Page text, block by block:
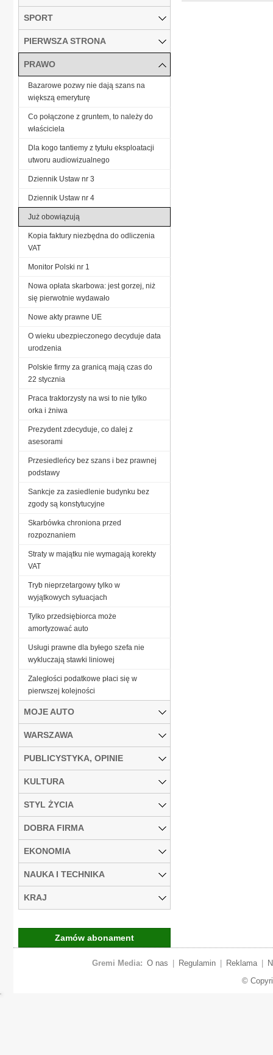
SPORT
PIERWSZA STRONA
PRAWO
Bazarowe pozwy nie dają szans na
większą emeryturę
Co połączone z gruntem, to należy do
właściciela
Dla kogo tantiemy z tytułu eksploatacji
utworu audiowizualnego
Dziennik Ustaw nr 3
Dziennik Ustaw nr 4
Już obowiązują
Kopia faktury niezbędna do odliczenia
VAT
Monitor Polski nr 1
Nowa opłata skarbowa: jest gorzej, niż
się pierwotnie wydawało
Nowe akty prawne UE
O wieku ubezpieczonego decyduje data
urodzenia
Polskie firmy za granicą mają czas do
22 stycznia
Praca traktorzysty na wsi to nie tylko
orka i żniwa
Prezydent zdecyduje, co dalej z
asesorami
Przesiedleńcy bez szans i bez prawnej
podstawy
Sankcje za zasiedlenie budynku bez
zgody są konstytucyjne
Skarbówka chroniona przed
rozpoznaniem
Straty w majątku nie wymagają korekty
VAT
Tryb nieprzetargowy tylko w
wyjątkowych sytuacjach
Tylko przedsiębiorca może
amortyzować auto
Usługi prawne dla byłego szefa nie
wykluczają stawki liniowej
Zaległości podatkowe płaci się w
pierwszej kolejności
MOJE AUTO
WARSZAWA
PUBLICYSTYKA, OPINIE
KULTURA
STYL ŻYCIA
DOBRA FIRMA
EKONOMIA
NAUKA I TECHNIKA
KRAJ
Zamów abonament
Gremi Media: O nas Regulamin Reklama
©